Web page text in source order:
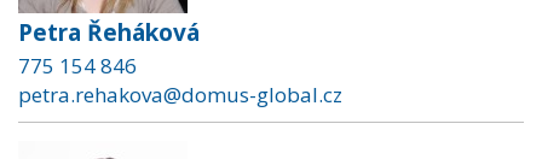
Petra Řeháková
775 154 846
petra.rehakova@domus-global.cz